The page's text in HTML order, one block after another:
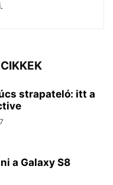
strapateló: itt a
a Galaxy S8